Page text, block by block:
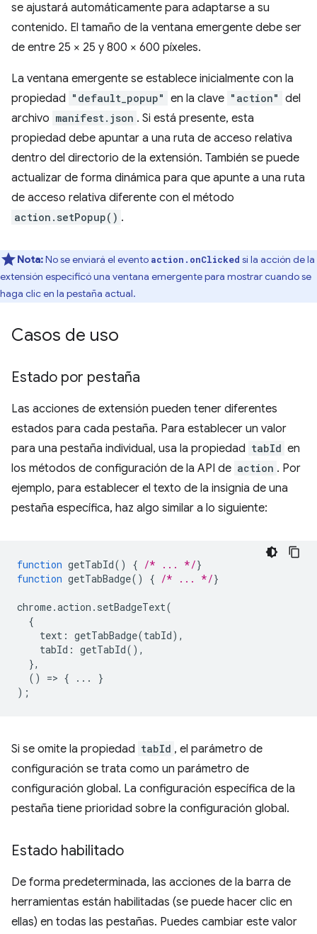
se ajustará automáticamente para adaptarse a su
contenido. El tamaño de la ventana emergente debe ser
de entre 25 × 25 y 800 × 600 píxeles.
La ventana emergente se establece inicialmente con la
propiedad "default_popup" en la clave "action" del
archivo manifest.json . Si está presente, esta
propiedad debe apuntar a una ruta de acceso relativa
dentro del directorio de la extensión. También se puede
actualizar de forma dinámica para que apunte a una ruta
de acceso relativa diferente con el método
action.setPopup() .
Nota:No se enviará el evento action.onClicked si la acción de la
extensión especificó una ventana emergente para mostrar cuando se
haga clic en la pestaña actual.
Casos de uso
Estado por pestaña
Las acciones de extensión pueden tener diferentes
estados para cada pestaña. Para establecer un valor
para una pestaña individual, usa la propiedad tabId en
los métodos de configuración de la API de action . Por
ejemplo, para establecer el texto de la insignia de una
pestaña específica, haz algo similar a lo siguiente:
function getTabId() { /* ... */}
function getTabBadge() { /* ... */}
chrome.action . setBadgeText(
{
text : getTabBadge(tabId),
tabId : getTabId(),
},
()
=> { ...
}
);
Si se omite la propiedad tabId , el parámetro de
configuración se trata como un parámetro de
configuración global. La configuración específica de la
pestaña tiene prioridad sobre la configuración global.
Estado habilitado
De forma predeterminada, las acciones de la barra de
herramientas están habilitadas (se puede hacer clic en
ellas) en todas las pestañas. Puedes cambiar este valor